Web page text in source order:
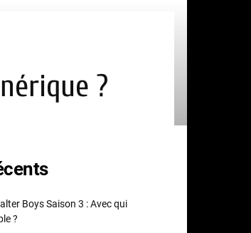
?
Boys Saison 3 : Avec qui
?